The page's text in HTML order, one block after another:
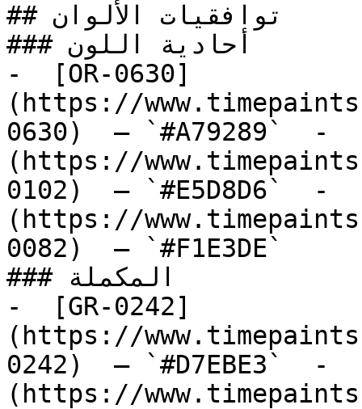
## توافقيات الألوان
### أحادية اللون
-  [OR-0630]
(https://
0630)  — `#A79289`  -
(https://
0102)  — `#E5D8D6`  -
(https://
0082)  — `#F1E3DE`
### المكملة
-  [GR-0242]
(https://
0242)  — `#D7EBE3`  -
(https://